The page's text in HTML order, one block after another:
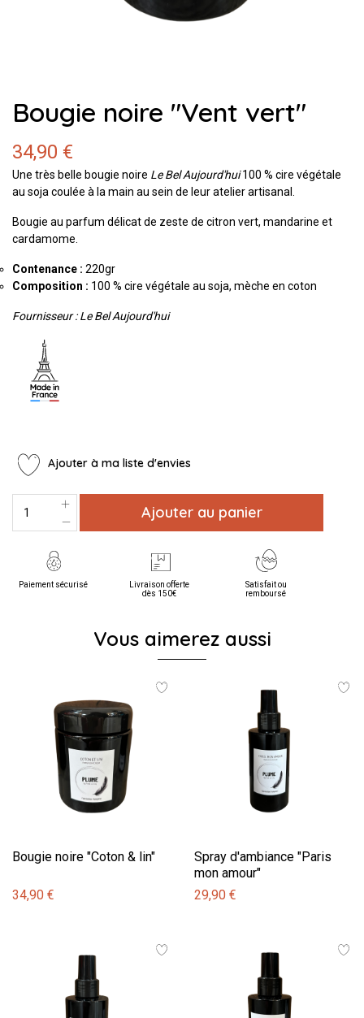
Bougie noire "Vent vert"
34,90 €
Une très belle bougie noire Le Bel Aujourd'hui100 % cire végétale
au soja coulée à la main au sein de leur atelier artisanal.
Bougie au parfum délicat de zeste de citron vert, mandarine et
cardamome.
Contenance : 220gr
Composition : 100 % cire végétale au soja, mèche en coton
Fournisseur : Le Bel Aujourd'hui
Ajouter à ma liste d'envies
Ajouter au panier
Paiement sécurisé
Livraison offerte
dès 150€
Satisfait ou
remboursé
Vous aimerez aussi
Bougie noire "Coton & lin"
34,90 €
Spray d'ambiance "Paris
mon amour"
29,90 €